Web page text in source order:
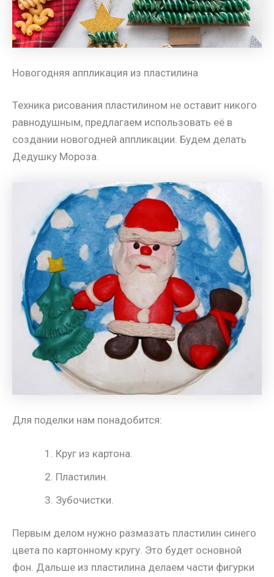
Новогодняя аппликация из пластилина
Техника рисования пластилином не оставит никого
равнодушным, предлагаем использовать её в
создании новогодней аппликации. Будем делать
Дедушку Мороза.
Для поделки нам понадобится:
Круг из картона.
Пластилин.
Зубочистки.
Первым делом нужно размазать пластилин синего
цвета по картонному кругу. Это будет основной
фон. Дальше из пластилина делаем части фигурки